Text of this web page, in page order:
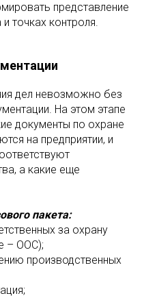
представление
точках контроля.
дел невозможно без
На этом этапе
документы по охране
на предприятии, и
а какие еще
пакета:
за охрану
– ООС);
производственных